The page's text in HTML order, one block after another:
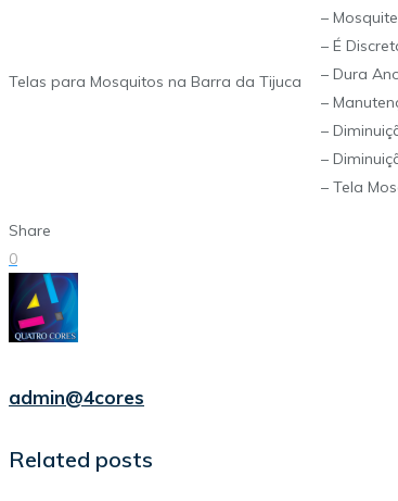
Telas para Mosquitos na Barra da Tijuca
–
– É
– Dura
–
–
–
– Tela
Share
0
admin@4cores
Related posts